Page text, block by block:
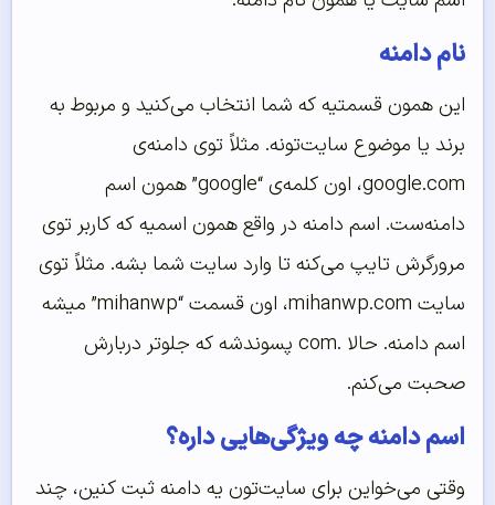
نام دامنه
این همون قسمتیه که شما انتخاب می‌کنید و مربوط به
برند یا موضوع سایت‌تونه. مثلاً توی دامنه‌ی
google.com
، اون کلمه‌ی “google” همون اسم
دامنه‌ست. اسم دامنه در واقع همون اسمیه که کاربر توی
مرورگرش تایپ می‌کنه تا وارد سایت شما بشه. مثلاً توی
سایت mihanwp.com، اون قسمت “mihanwp” میشه
اسم دامنه. حالا .com پسوندشه که جلوتر دربارش
صحبت می‌کنم.
اسم دامنه چه ویژگی‌هایی داره؟
وقتی می‌خواین برای سایت‌تون یه دامنه ثبت کنین، چند